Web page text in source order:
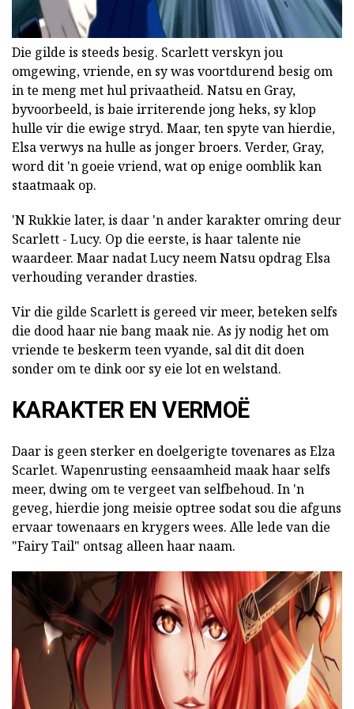
Die gilde is steeds besig. Scarlett verskyn jou
omgewing, vriende, en sy was voortdurend besig om
in te meng met hul privaatheid. Natsu en Gray,
byvoorbeeld, is baie irriterende jong heks, sy klop
hulle vir die ewige stryd. Maar, ten spyte van hierdie,
Elsa verwys na hulle as jonger broers. Verder, Gray,
word dit 'n goeie vriend, wat op enige oomblik kan
staatmaak op.
'N Rukkie later, is daar 'n ander karakter omring deur
Scarlett - Lucy. Op die eerste, is haar talente nie
waardeer. Maar nadat Lucy neem Natsu opdrag Elsa
verhouding verander drasties.
Vir die gilde Scarlett is gereed vir meer, beteken selfs
die dood haar nie bang maak nie. As jy nodig het om
vriende te beskerm teen vyande, sal dit dit doen
sonder om te dink oor sy eie lot en welstand.
KARAKTER EN VERMOË
Daar is geen sterker en doelgerigte tovenares as Elza
Scarlet. Wapenrusting eensaamheid maak haar selfs
meer, dwing om te vergeet van selfbehoud. In 'n
geveg, hierdie jong meisie optree sodat sou die afguns
ervaar towenaars en krygers wees. Alle lede van die
"Fairy Tail" ontsag alleen haar naam.